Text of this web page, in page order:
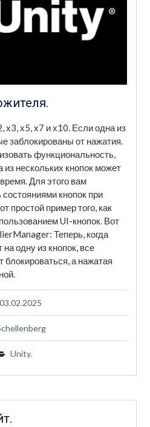
х3, х5, х7 и х10. Если одна из
заблокированы от нажатия.
функциональность,
из нескольких кнопок может
Для этого вам
кнопок при
простой пример того, как
UI-кнопок. Вот
Теперь, когда
одну из кнопок, все
блокироваться, а нажатая
03.02.2025
Unity.